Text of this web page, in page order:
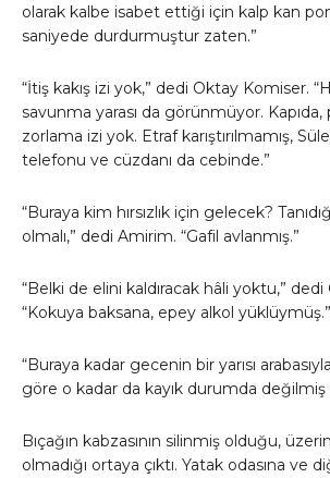
olarak kalbe isabet ettiği için kalp kan
saniyede durdurmuştur zaten.”
“İtiş kakış izi yok,” dedi Oktay Komiser.
savunma yarası da görünmüyor.
zorlama izi yok. Etraf karıştırılmamış,
telefonu ve cüzdanı da cebinde.”
“Buraya kim hırsızlık için gelecek?
olmalı,” dedi Amirim. “Gafil avlanmış.”
“Belki de elini kaldıracak hâli yoktu,”
“Kokuya baksana, epey alkol yüklüymüş.”
“Buraya kadar gecenin bir yarısı
göre o kadar da kayık durumda değilmiş
Bıçağın kabzasının silinmiş olduğu,
olmadığı ortaya çıktı. Yatak odasına ve